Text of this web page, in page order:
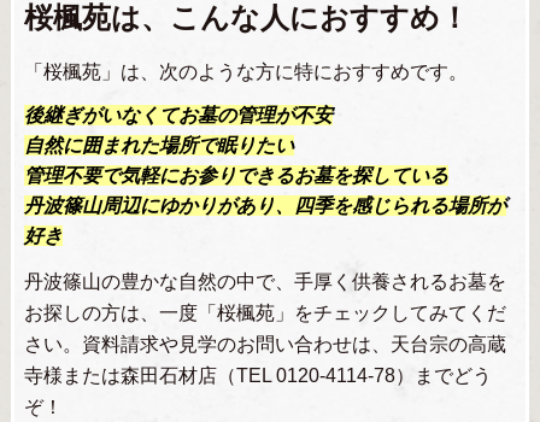
桜楓苑は、こんな人におすすめ！
「桜楓苑」は、次のような方に特におすすめです。
後継ぎがいなくてお墓の管理が不安
自然に囲まれた場所で眠りたい
管理不要で気軽にお参りできるお墓を探している
丹波篠山周辺にゆかりがあり、四季を感じられる場所が
好き
丹波篠山の豊かな自然の中で、手厚く供養されるお墓を
お探しの方は、一度「桜楓苑」をチェックしてみてくだ
さい。資料請求や見学のお問い合わせは、天台宗の高蔵
寺様または森田石材店（TEL 0120-4114-78）までどう
ぞ！